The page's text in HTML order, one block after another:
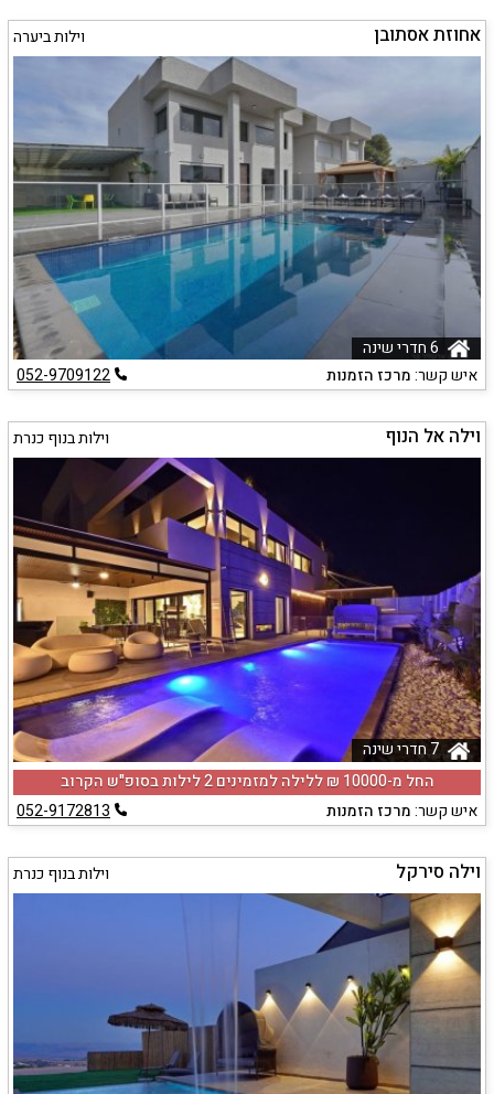
אחוזת אסתובן וילות ביערה
איש קשר:מרכז הזמנות 052-9709122
וילה אל הנוף וילות בנוף כנרת
7 חדרי שינה
החל מ-‏10000 ₪ ללילה למזמינים 2 לילות בסופ"ש הקרוב
איש קשר:מרכז הזמנות 052-9172813
וילה סירקל וילות בנוף כנרת